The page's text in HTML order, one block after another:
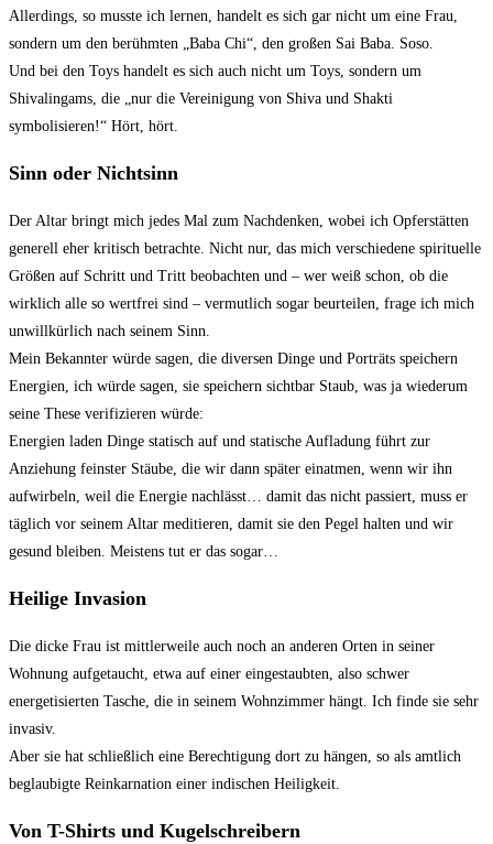
Allerdings, so musste ich lernen, handelt es sich gar nicht um eine Frau,
sondern um den berühmten „Baba Chi“, den großen Sai Baba. Soso.
Und bei den Toys handelt es sich auch nicht um Toys, sondern um
Shivalingams, die „nur die Vereinigung von Shiva und Shakti
symbolisieren!“ Hört, hört.
Sinn oder Nichtsinn
Der Altar bringt mich jedes Mal zum Nachdenken, wobei ich Opferstätten
generell eher kritisch betrachte. Nicht nur, das mich verschiedene spirituelle
Größen auf Schritt und Tritt beobachten und – wer weiß schon, ob die
wirklich alle so wertfrei sind – vermutlich sogar beurteilen, frage ich mich
unwillkürlich nach seinem Sinn.
Mein Bekannter würde sagen, die diversen Dinge und Porträts speichern
Energien, ich würde sagen, sie speichern sichtbar Staub, was ja wiederum
seine These verifizieren würde:
Energien laden Dinge statisch auf und statische Aufladung führt zur
Anziehung feinster Stäube, die wir dann später einatmen, wenn wir ihn
aufwirbeln, weil die Energie nachlässt… damit das nicht passiert, muss er
täglich vor seinem Altar meditieren, damit sie den Pegel halten und wir
gesund bleiben. Meistens tut er das sogar…
Heilige Invasion
Die dicke Frau ist mittlerweile auch noch an anderen Orten in seiner
Wohnung aufgetaucht, etwa auf einer eingestaubten, also schwer
energetisierten Tasche, die in seinem Wohnzimmer hängt. Ich finde sie sehr
invasiv.
Aber sie hat schließlich eine Berechtigung dort zu hängen, so als amtlich
beglaubigte Reinkarnation einer indischen Heiligkeit.
Von T-Shirts und Kugelschreibern